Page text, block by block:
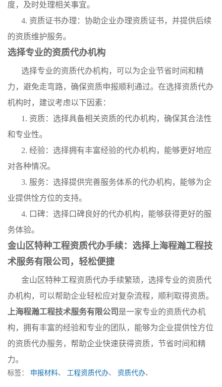
度，及时处理相关事宜。
4. 资质证书办理：协助企业办理资质证书，并提供后续
的资质维护服务。
选择专业的资质代办机构
选择专业的资质代办机构，可以为企业节省时间和精
力，避免走弯路，确保资质申报顺利通过。在选择资质代办
机构时，建议考虑以下因素：
1. 资质：选择具备相关资质的代办机构，确保其合法性
和专业性。
2. 经验：选择拥有丰富经验的代办机构，能够更好地应
对各种情况。
3. 服务：选择提供完善服务体系的代办机构，能够为企
业提供恮方位的支持。
4. 口碑：选择口碑良好的代办机构，能够获得更好的服
务体验。
金山区特种工程资质代办手续：选择上海程瀚工程技
术服务有限公司，轻松便捷
金山区特种工程资质代办手续繁琐，选择专业的资质代
办机构，可以帮助企业轻松应对复杂流程，顺利取得资质。
上海程瀚工程技术服务有限公司 是一家专业的资质代办机
构，拥有丰富的经验和专业的团队，能够为企业提供恮方位
的资质代办服务，帮助企业快速获得资质，节省时间和精
力。
标签： 申报材料、 工程资质代办、 资质代办、